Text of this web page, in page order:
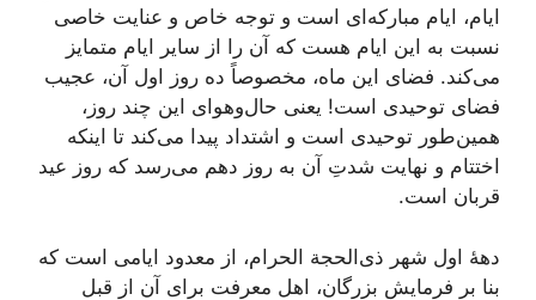
ایام، ایام مبارکه‌اى است و توجه خاص و عنایت خاصى
نسبت به این ایام هست که آن را از سایر ایام متمایز
مى‌کند. فضای این ماه، مخصوصاً ده روز اول آن، عجیب
فضای توحیدی است! یعنی حال‌و‌هوای این چند روز،
همین‌طور توحیدی است و اشتداد پیدا می‌کند تا اینکه
اختتام و نهایت شدتِ آن به روز دهم می‌رسد که روز عید
قربان است.
دهۀ اول شهر ذی‌الحجة الحرام، از معدود ایامى است که
بنا بر فرمایش بزرگان، اهل معرفت براى آن از قبل